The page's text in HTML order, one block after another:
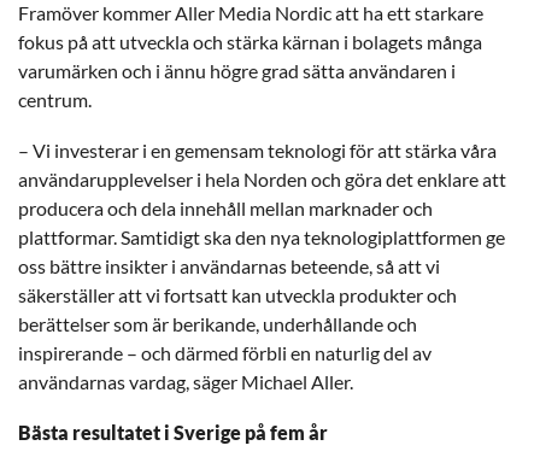
Framöver kommer Aller Media Nordic att ha ett starkare
fokus på att utveckla och stärka kärnan i bolagets många
varumärken och i ännu högre grad sätta användaren i
centrum.
– Vi investerar i en gemensam teknologi för att stärka våra
användarupplevelser i hela Norden och göra det enklare att
producera och dela innehåll mellan marknader och
plattformar. Samtidigt ska den nya teknologiplattformen ge
oss bättre insikter i användarnas beteende, så att vi
säkerställer att vi fortsatt kan utveckla produkter och
berättelser som är berikande, underhållande och
inspirerande – och därmed förbli en naturlig del av
användarnas vardag, säger Michael Aller.
Bästa resultatet i Sverige på fem år